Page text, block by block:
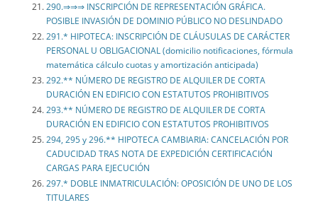
290.⇒⇒⇒ INSCRIPCIÓN DE REPRESENTACIÓN GRÁFICA.
POSIBLE INVASIÓN DE DOMINIO PÚBLICO NO DESLINDADO
291.* HIPOTECA: INSCRIPCIÓN DE CLÁUSULAS DE CARÁCTER
PERSONAL U OBLIGACIONAL (domicilio notificaciones, fórmula
matemática cálculo cuotas y amortización anticipada)
292.** NÚMERO DE REGISTRO DE ALQUILER DE CORTA
DURACIÓN EN EDIFICIO CON ESTATUTOS PROHIBITIVOS
293.** NÚMERO DE REGISTRO DE ALQUILER DE CORTA
DURACIÓN EN EDIFICIO CON ESTATUTOS PROHIBITIVOS
294, 295 y 296.** HIPOTECA CAMBIARIA: CANCELACIÓN POR
CADUCIDAD TRAS NOTA DE EXPEDICIÓN CERTIFICACIÓN
CARGAS PARA EJECUCIÓN
297.* DOBLE INMATRICULACIÓN: OPOSICIÓN DE UNO DE LOS
TITULARES